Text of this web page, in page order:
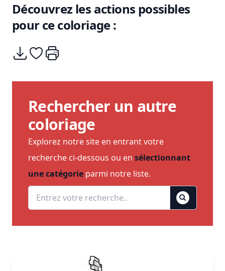
Découvrez les actions possibles
pour ce coloriage :
Télécharger
Ajouter à mes coups de coeurs
Imprimer
Rechercher un autre
coloriage
Explorez notre site en entrant votre
recherche ci-dessous ou en sélectionnant
une catégorie parmi notre liste.